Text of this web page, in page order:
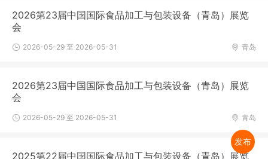
2026第23届中国国际食品加工与包装设备（青岛）展览
会
青岛
2026-05-29 至 2026-05-31
2026第23届中国国际食品加工与包装设备（青岛）展览
会
青岛
2026-05-29 至 2026-05-31
2025第22届中国国际食品加工与包装设备（青岛）展览
发布